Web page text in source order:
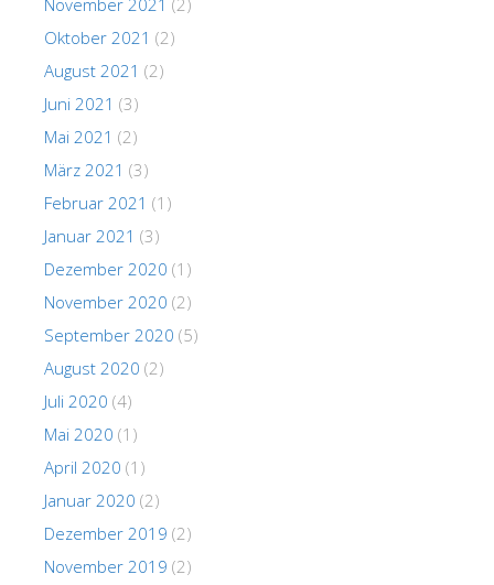
November 2021 (2)
Oktober 2021 (2)
August 2021 (2)
Juni 2021 (3)
Mai 2021 (2)
März 2021 (3)
Februar 2021 (1)
Januar 2021 (3)
Dezember 2020 (1)
November 2020 (2)
September 2020 (5)
August 2020 (2)
Juli 2020 (4)
Mai 2020 (1)
April 2020 (1)
Januar 2020 (2)
Dezember 2019 (2)
November 2019 (2)